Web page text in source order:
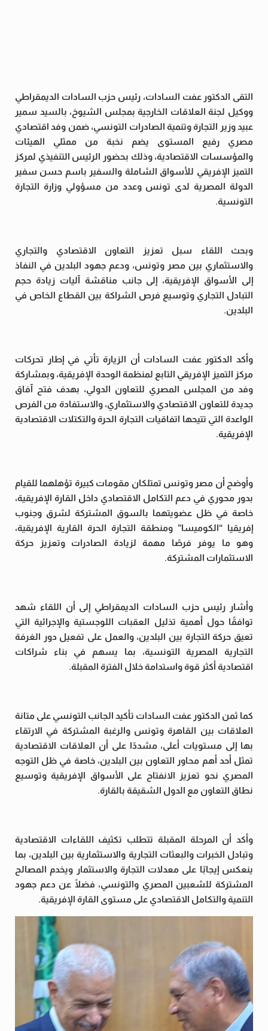
التقى الدكتور عفت السادات، رئيس حزب السادات الديمقراطي
ووكيل لجنة العلاقات الخارجية بمجلس الشيوخ، بالسيد سمير
عبيد وزير التجارة وتنمية الصادرات التونسي، ضمن وفد اقتصادي
مصري رفيع المستوى يضم نخبة من ممثلي الهيئات
والمؤسسات الاقتصادية، وذلك بحضور الرئيس التنفيذي لمركز
التميز الإفريقي للأسواق الشاملة والسفير باسم حسن سفير
الدولة المصرية لدى تونس وعدد من مسؤولي وزارة التجارة
التونسية.
وبحث اللقاء سبل تعزيز التعاون الاقتصادي والتجاري
والاستثماري بين مصر وتونس، ودعم جهود البلدين في النفاذ
إلى الأسواق الإفريقية، إلى جانب مناقشة آليات زيادة حجم
التبادل التجاري وتوسيع فرص الشراكة بين القطاع الخاص في
البلدين.
وأكد الدكتور عفت السادات أن الزيارة تأتي في إطار تحركات
مركز التميز الإفريقي التابع لمنظمة الوحدة الإفريقية، وبمشاركة
وفد من المجلس المصري للتعاون الدولي، بهدف فتح آفاق
جديدة للتعاون الاقتصادي والاستثماري، والاستفادة من الفرص
الواعدة التي تتيحها اتفاقيات التجارة الحرة والتكتلات الاقتصادية
الإفريقية.
وأوضح أن مصر وتونس تمتلكان مقومات كبيرة تؤهلهما للقيام
بدور محوري في دعم التكامل الاقتصادي داخل القارة الإفريقية،
خاصة في ظل عضويتهما بالسوق المشتركة لشرق وجنوب
إفريقيا “الكوميسا” ومنطقة التجارة الحرة القارية الإفريقية،
وهو ما يوفر فرصًا مهمة لزيادة الصادرات وتعزيز حركة
الاستثمارات المشتركة.
وأشار رئيس حزب السادات الديمقراطي إلى أن اللقاء شهد
توافقًا حول أهمية تذليل العقبات اللوجستية والإجرائية التي
تعيق حركة التجارة بين البلدين، والعمل على تفعيل دور الغرفة
التجارية المصرية التونسية، بما يسهم في بناء شراكات
اقتصادية أكثر قوة واستدامة خلال الفترة المقبلة.
كما ثمن الدكتور عفت السادات تأكيد الجانب التونسي على متانة
العلاقات بين القاهرة وتونس والرغبة المشتركة في الارتقاء
بها إلى مستويات أعلى، مشددًا على أن العلاقات الاقتصادية
تمثل أحد أهم محاور التعاون بين البلدين، خاصة في ظل التوجه
المصري نحو تعزيز الانفتاح على الأسواق الإفريقية وتوسيع
نطاق التعاون مع الدول الشقيقة بالقارة.
وأكد أن المرحلة المقبلة تتطلب تكثيف اللقاءات الاقتصادية
وتبادل الخبرات والبعثات التجارية والاستثمارية بين البلدين، بما
ينعكس إيجابًا على معدلات التجارة والاستثمار ويخدم المصالح
المشتركة للشعبين المصري والتونسي، فضلًا عن دعم جهود
التنمية والتكامل الاقتصادي على مستوى القارة الإفريقية.